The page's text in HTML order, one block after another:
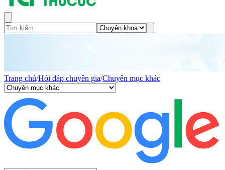
Trang chủ/Hỏi đáp chuyên gia/Chuyên mục khác